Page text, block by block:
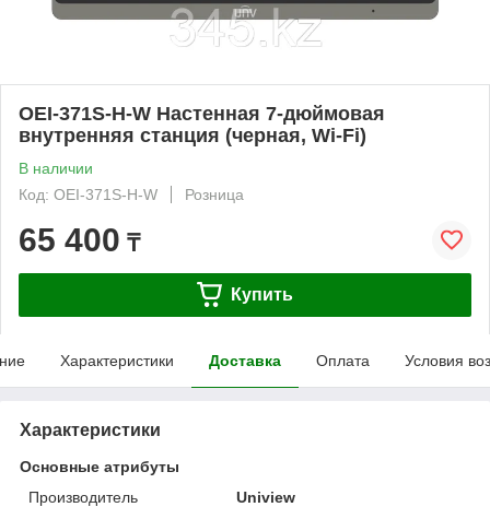
OEI-371S-H-W Настенная 7-дюймовая
внутренняя станция (черная, Wi-Fi)
В наличии
Код: OEI-371S-H-W
Розница
65 400 ₸
Купить
Характеристики Доставка Оплата Условия
Характеристики
Основные атрибуты
Производитель
Uniview